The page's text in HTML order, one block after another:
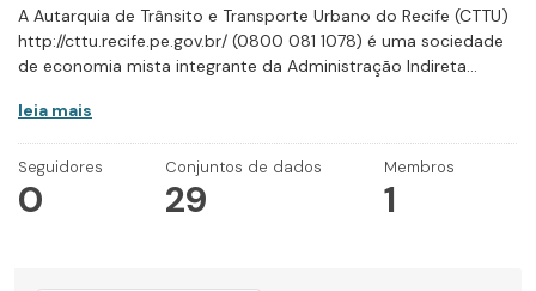
A Autarquia de Trânsito e Transporte Urbano do Recife (CTTU)
http://cttu.recife.pe.gov.br/ (0800 081 1078) é uma sociedade
de economia mista integrante da Administração Indireta...
leia mais
Seguidores
0
Conjuntos de dados
29
Membros
1